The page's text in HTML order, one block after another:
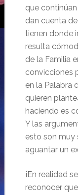
que
dan cuenta
tienen donde
resulta
de la Familia
convicciones
en la Palabra
quieren
haciendo es
Y las
esto son muy
aguantar un
¡En realidad
reconocer